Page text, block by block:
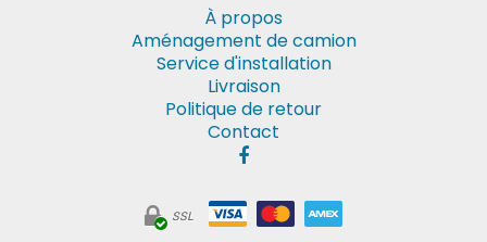
À propos
Aménagement de camion
Service d'installation
Livraison
Politique de retour
Contact
SSL